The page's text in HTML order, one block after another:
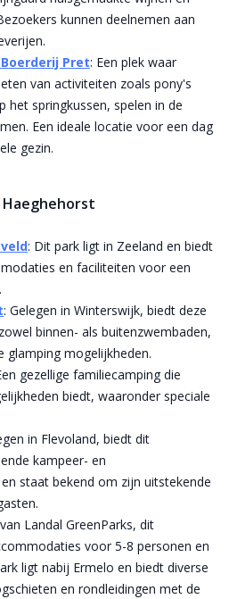
kunnen deelnemen aan
Pret: Een plek waar
van activiteiten zoals pony's
het springkussen, spelen in de
Een ideale locatie voor een dag
gezin.
: Dit park ligt in Zeeland en biedt
en faciliteiten voor een
: Gelegen in Winterswijk, biedt deze
binnen- als buitenzwembaden,
glamping mogelijkheden.
gezellige familiecamping die
biedt, waaronder speciale
in Flevoland, biedt dit
kampeer- en
staat bekend om zijn uitstekende
Landal GreenParks, dit
voor 5-8 personen en
ligt nabij Ermelo en biedt diverse
en rondleidingen met de